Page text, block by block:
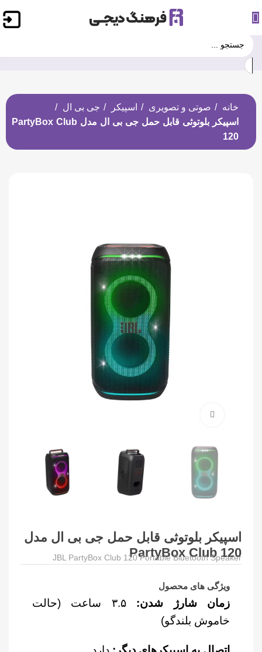
خانه صوتی و تصویری اسپیکر
جی بی ال
اسپیکر بلوتوثی قابل حمل جی بی ال مدل PartyBox Club
120
اسپیکر بلوتوثی قابل حمل جی بی ال مدل
PartyBox Club 120
JBL PartyBox Club 120 Portable Bluetooth Speaker
ویژگی های محصول
زمان شارژ شدن:
۳.۵ ساعت (حالت
خاموش بلندگو)